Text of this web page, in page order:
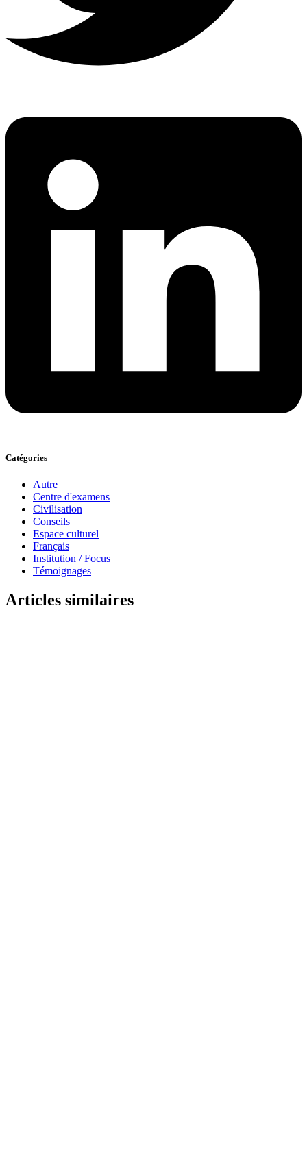
Catégories
Autre
Centre d'examens
Civilisation
Conseils
Espace culturel
Français
Institution / Focus
Témoignages
Articles similaires